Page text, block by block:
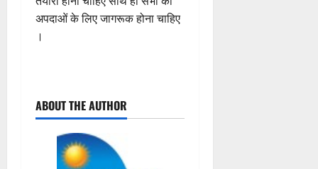
अपदाओं के लिए जागरूक होना चाहिए
।
o
ABOUT THE AUTHOR